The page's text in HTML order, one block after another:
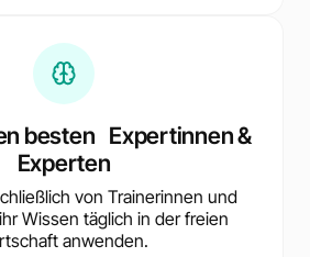
besten Expertinnen &
Experten
von Trainerinnen und
Wissen täglich in der freien
anwenden.